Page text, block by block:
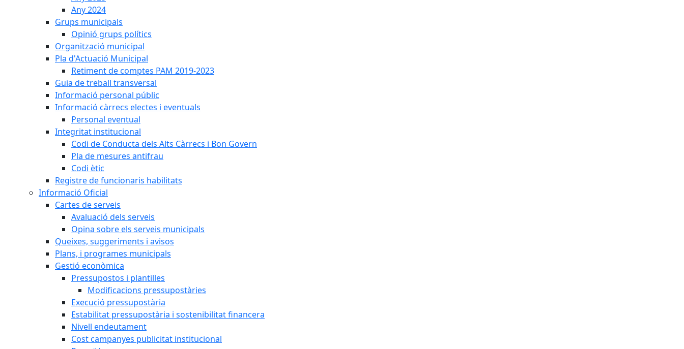
Any 2024
Grups municipals
Opinió grups polítics
Organització municipal
Pla d'Actuació Municipal
Retiment de comptes PAM 2019-2023
Guia de treball transversal
Informació personal públic
Informació càrrecs electes i eventuals
Personal eventual
Integritat institucional
Codi de Conducta dels Alts Càrrecs i Bon Govern
Pla de mesures antifrau
Codi ètic
Registre de funcionaris habilitats
Informació Oficial
Cartes de serveis
Avaluació dels serveis
Opina sobre els serveis municipals
Queixes, suggeriments i avisos
Plans, i programes municipals
Gestió econòmica
Pressupostos i plantilles
Modificacions pressupostàries
Execució pressupostària
Estabilitat pressupostària i sostenibilitat financera
Nivell endeutament
Cost campanyes publicitat institucional